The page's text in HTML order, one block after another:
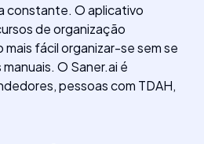
constante. O aplicativo
de organização
fácil organizar-se sem se
O Saner.ai é
pessoas com TDAH,